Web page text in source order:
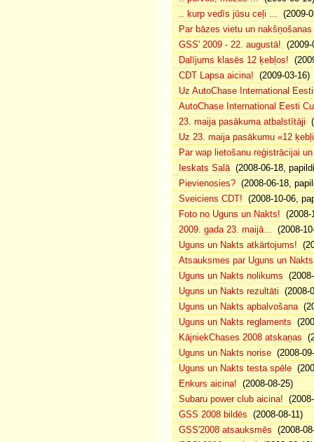
.. kurp vedīs jūsu ceļi ... (2009-
Par bāzes vietu un
GSS' 2009 - 22. augustā! (2009-
Dalījums klasēs 12 ķebļos!
CDT Lapsa aicina! (2009-03-16)
Uz AutoChase International
AutoChase International Eesti
23. maija pasākuma atbalstītāji
Uz 23. maija pasākumu «12
Par wap lietošanu reģistrācijai
Ieskats Salā(2008-06-18,
Pievienosies? (2008-06-18,
Sveiciens CDT! (2008-10-06,
Foto no Uguns un Nakts! (2008-
2009. gada 23. maijā... (2008-
Uguns un Nakts atkārtojums!
Atsauksmes par Uguns un Nakts
Uguns un Nakts nolikums
Uguns un Nakts rezultāti (2008-
Uguns un Nakts apbalvošana
Uguns un Nakts reglaments
KājniekChases 2008 atskaņas
Uguns un Nakts norise (2008-
Uguns un Nakts testa spēle
Enkurs aicina! (2008-08-25)
Subaru power club aicina!
GSS 2008 bildēs (2008-08-11)
GSS'2008 atsauksmēs (2008-